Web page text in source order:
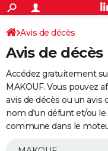
ACTUALITÉS
Politique
Société
Faits Divers
Education
Monde
Villes
+
SPORT
Coupe du monde 2026
Football
Tennis
Cyclisme
Rugby
Forum
Programme TV
TNT
Streaming
Cinéma
Sorties cinéma
Musique
+
FINANCE
Retraite
Epargne
Immobilier
Risques naturels par ville
Banque
Assurance
AUTO
Essais
Réserver un essai
Citadines
Berlines
SUV
Forum auto
+
Avis de décès
Avis de décès
Accédez gratuitement
MAKOUF. Vous pouvez
avis de décès ou un
nom d'un défunt et/ou
commune dans le